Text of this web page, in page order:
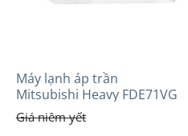
Máy lạnh áp trần
Mitsubishi Heavy FDE71VG
(3.0Hp) Tiêu chuẩn